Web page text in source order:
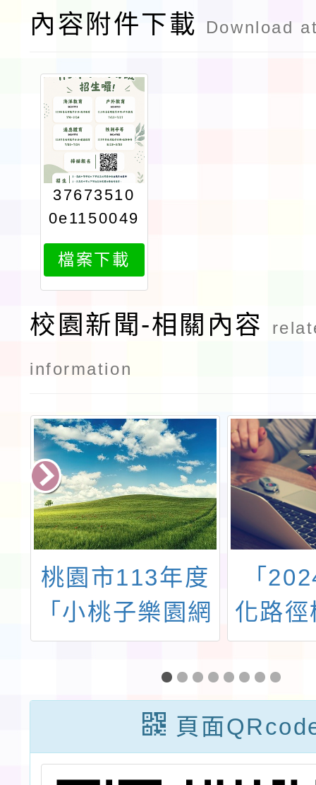
內容附件下載 Download
37673510
0e1150049
834attach
1
檔案下載
校園新聞-相關內容
information
桃園市113年度
「小桃子樂園網
路徵文競賽」第
2期徵選活動。
「
化路
推廣
教育
頁面